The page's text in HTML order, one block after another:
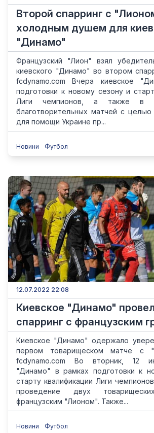
Второй спарринг с
холодным душем для
"Динамо"
Французский "Лион" взял
киевского "Динамо" во втором
fcdynamo.com Вчера киевское
подготовки к новому сезону и
Лиги чемпионов, а также в
благотворительных матчей с
для помощи Украине пр...
Новини Футбол
12.07.2022 22:08
Киевское "Динамо"
спарринг с французским
Киевское "Динамо" одержало
первом товарищеском матче с
fcdynamo.com Во вторник, 12
"Динамо" в рамках подготовки к
старту квалификации Лиги
проведение двух
французским "Лионом". Также...
Новини Футбол